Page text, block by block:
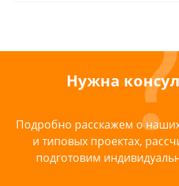
Нужна
Подробно расскажем о наших
и типовых проектах,
подготовим